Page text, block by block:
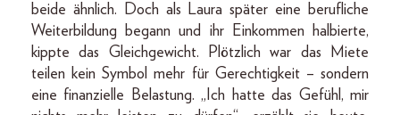
beide ähnlich. Doch als Laura später eine berufliche
Weiterbildung begann und ihr Einkommen halbierte,
kippte das Gleichgewicht. Plötzlich war das Miete
teilen kein Symbol mehr für Gerechtigkeit – sondern
eine finanzielle Belastung. „Ich hatte das Gefühl, mir